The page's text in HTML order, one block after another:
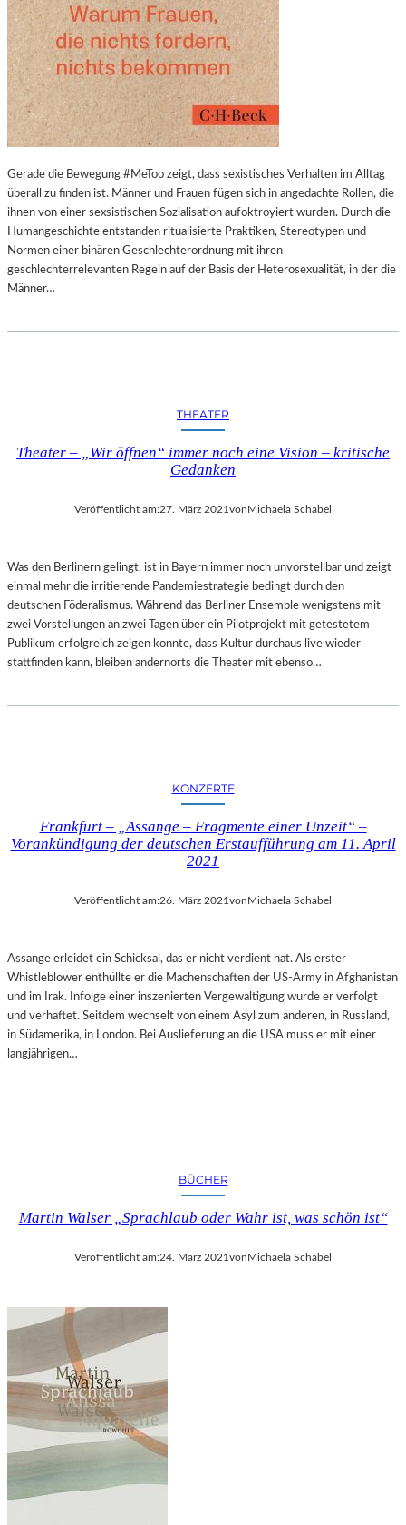
E
S
H
E
R
A
U
S
G
A
N
N
Gerade die Bewegung #MeToo zeigt, dass sexistisches Verhalten im Alltag
überall zu finden ist. Männer und Frauen fügen sich in angedachte Rollen, die
ihnen von einer sexsistischen Sozialisation aufoktroyiert wurden. Durch die
Humangeschichte entstanden ritualisierte Praktiken, Stereotypen und
Normen einer binären Geschlechterordnung mit ihren
geschlechterrelevanten Regeln auf der Basis der Heterosexualität, in der die
Männer…
THEATER
Theater – „Wir öffnen“ immer noch eine Vision – kritische
Gedanken
Veröffentlicht am:27. März 2021vonMichaela Schabel
Was den Berlinern gelingt, ist in Bayern immer noch unvorstellbar und zeigt
einmal mehr die irritierende Pandemiestrategie bedingt durch den
deutschen Föderalismus. Während das Berliner Ensemble wenigstens mit
zwei Vorstellungen an zwei Tagen über ein Pilotprojekt mit getestetem
Publikum erfolgreich zeigen konnte, dass Kultur durchaus live wieder
stattfinden kann, bleiben andernorts die Theater mit ebenso…
KONZERTE
Frankfurt – „Assange – Fragmente einer Unzeit“ –
Vorankündigung der deutschen Erstaufführung am 11. April
2021
Veröffentlicht am:26. März 2021 von Michaela Schabel
Assange erleidet ein Schicksal, das er nicht verdient hat. Als erster
Whistleblower enthüllte er die Machenschaften der US-Army in Afghanistan
und im Irak. Infolge einer inszenierten Vergewaltigung wurde er verfolgt
und verhaftet. Seitdem wechselt von einem Asyl zum anderen, in Russland,
in Südamerika, in London. Bei Auslieferung an die USA muss er mit einer
langjährigen…
BÜCHER
Martin Walser „Sprachlaub oder Wahr ist, was schön ist“
Veröffentlicht am:24. März 2021von Michaela Schabel